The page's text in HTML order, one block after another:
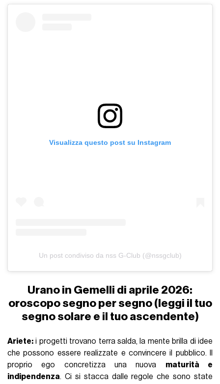
Visualizza questo post su Instagram
Un post condiviso da nss G-Club (@nssgclub)
Urano in Gemelli di aprile 2026:
oroscopo segno per segno (leggi il tuo
segno solare e il tuo ascendente)
Ariete: i progetti trovano terra salda, la mente brilla di idee
che possono essere realizzate e convincere il pubblico. Il
proprio ego concretizza una nuova maturità e
indipendenza. Ci si stacca dalle regole che sono state